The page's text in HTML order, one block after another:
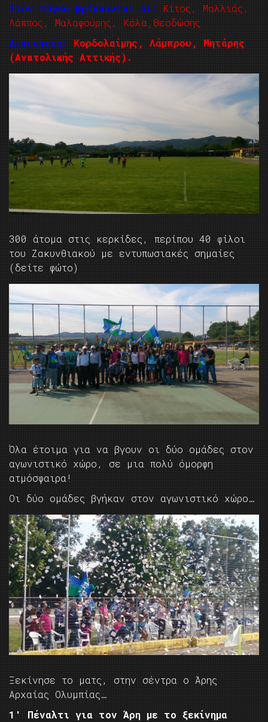
Στον πάγκο βρίσκονται οι: Κίτος, Μαλλιάς,
Λάππος, Μαλαφούρης, Κόλα,Θεοδώσης
Διαιτητές:
Κορδολαίμης, Λάμπρου, Μητάρης
(Ανατολικής Αττικής).
300 άτομα στις κερκίδες, περίπου 40 φίλοι
του Ζακυνθιακού με εντυπωσιακές σημαίες
(δείτε φώτο)
Όλα έτοιμα για να βγουν οι δύο ομάδες στον
αγωνιστικό χώρο, σε μια πολύ όμορφη
ατμόσφαιρα!
Οι δύο ομάδες βγήκαν στον αγωνιστικό χώρο…
Ξεκίνησε το ματς, στην σέντρα ο Άρης
Αρχαίας Ολυμπίας…
1′ Πέναλτι για τον Άρη με το ξεκίνημα